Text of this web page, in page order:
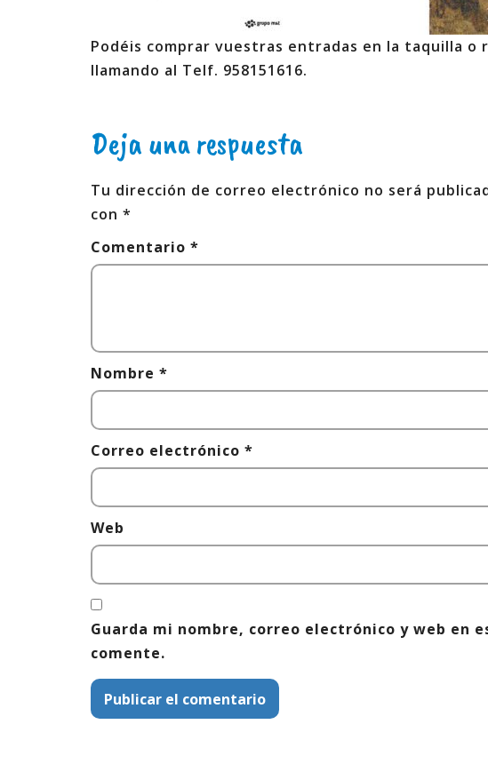
Podéis comprar vuestras entradas en la taquilla
llamando al Telf. 958151616.
Deja una respuesta
Tu dirección de correo electrónico no será
con *
Comentario *
Nombre *
Correo electrónico *
Web
Guarda mi nombre, correo electrónico y web en
comente.